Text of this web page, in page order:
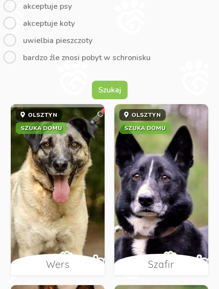
akceptuje psy
akceptuje koty
uwielbia pieszczoty
bardzo źle znosi pobyt w schronisku
Szukaj
OLSZTYN
SZUKA DOMU
Wers
OLSZTYN
SZUKA DOMU
Szafir